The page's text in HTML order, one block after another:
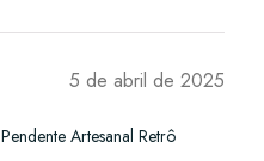
5 de abril de 2025
Pendente Artesanal Retrô